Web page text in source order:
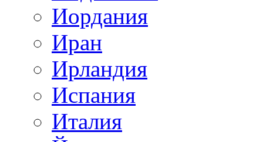
Иордания
Иран
Ирландия
Испания
Италия